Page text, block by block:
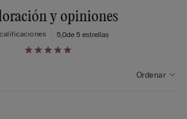
y opiniones
5,0de 5 estrellas
Ordenar